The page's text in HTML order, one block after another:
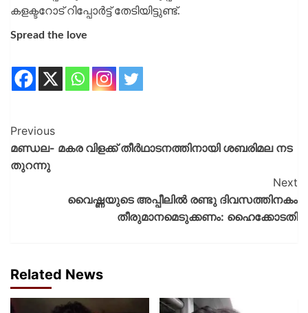
കളക്ടറോട് റിപ്പോര്‍ട്ട് തേടിയിട്ടുണ്ട്.
Spread the love
Previous
മണ്ഡല- മകര വിളക്ക് തീര്‍ഥാടനത്തിനായി ശബരിമല നട
തുറന്നു
Next
വൈഷ്ണയുടെ അപ്പീലില്‍ രണ്ടു ദിവസത്തിനകം
തീരുമാനമെടുക്കണം: ഹൈക്കോടതി
Related News